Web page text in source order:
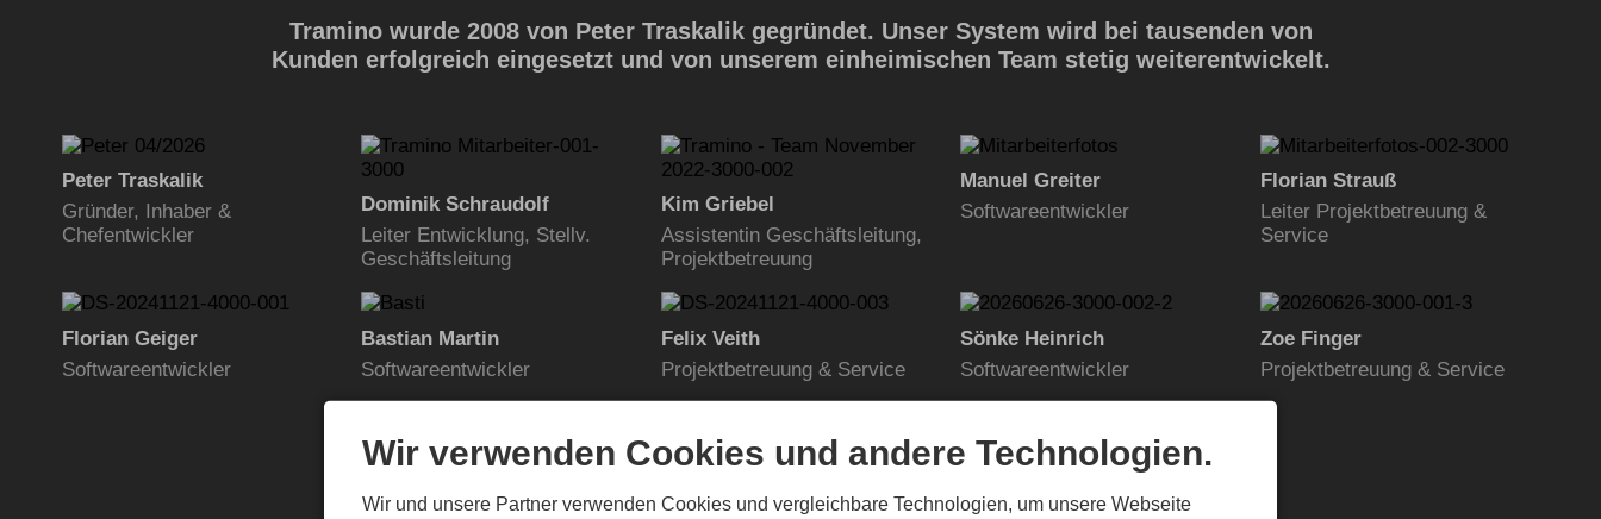
Tramino wurde 2008 von Peter Traskalik gegründet. Unser System wird bei tausenden von
Kunden erfolgreich eingesetzt und von unserem einheimischen Team stetig weiterentwickelt.
Peter Traskalik
Gründer, Inhaber &
Chefentwickler
Dominik Schraudolf
Leiter Entwicklung, Stellv.
Geschäftsleitung
Kim Griebel
Assistentin Geschäftsleitung,
Projektbetreuung
Manuel Greiter
Softwareentwickler
Florian Strauß
Leiter Projektbetreuung &
Service
Florian Geiger
Softwareentwickler
Bastian Martin
Softwareentwickler
Felix Veith
Projektbetreuung & Service
Sönke Heinrich
Softwareentwickler
Zoe Finger
Projektbetreuung & Service
Unsere Partner
Wir verwenden Cookies und andere Technologien.
Wir und unsere Partner verwenden Cookies und vergleichbare Technologien, um unsere Webseite